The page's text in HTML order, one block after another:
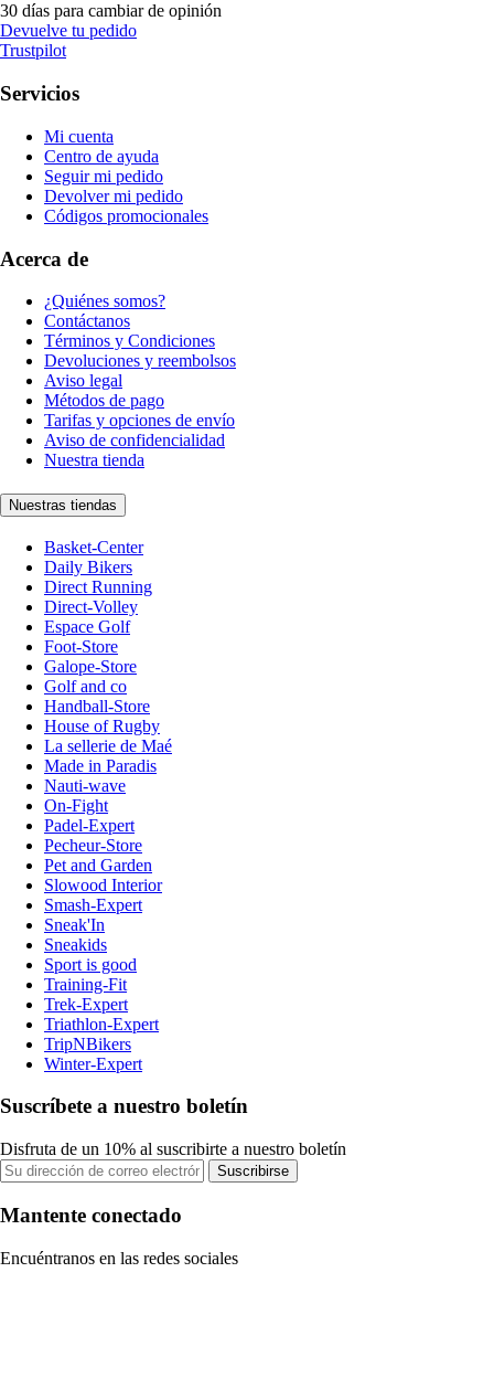
30 días para cambiar de opinión
Devuelve tu pedido
Trustpilot
Servicios
Mi cuenta
Centro de ayuda
Seguir mi pedido
Devolver mi pedido
Códigos promocionales
Acerca de
¿Quiénes somos?
Contáctanos
Términos y Condiciones
Devoluciones y reembolsos
Aviso legal
Métodos de pago
Tarifas y opciones de envío
Aviso de confidencialidad
Nuestra tienda
Nuestras tiendas
Basket-Center
Daily Bikers
Direct Running
Direct-Volley
Espace Golf
Foot-Store
Galope-Store
Golf and co
Handball-Store
House of Rugby
La sellerie de Maé
Made in Paradis
Nauti-wave
On-Fight
Padel-Expert
Pecheur-Store
Pet and Garden
Slowood Interior
Smash-Expert
Sneak'In
Sneakids
Sport is good
Training-Fit
Trek-Expert
Triathlon-Expert
TripNBikers
Winter-Expert
Suscríbete a nuestro boletín
Disfruta de un 10% al suscribirte a nuestro boletín
Suscribirse
Mantente conectado
Encuéntranos en las redes sociales